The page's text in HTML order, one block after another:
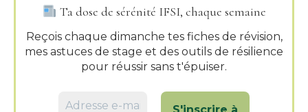
Ta dose de sérénité IFSI, chaque semaine
Reçois chaque dimanche tes fiches de révision,
mes astuces de stage et des outils de résilience
pour réussir sans t'épuiser.